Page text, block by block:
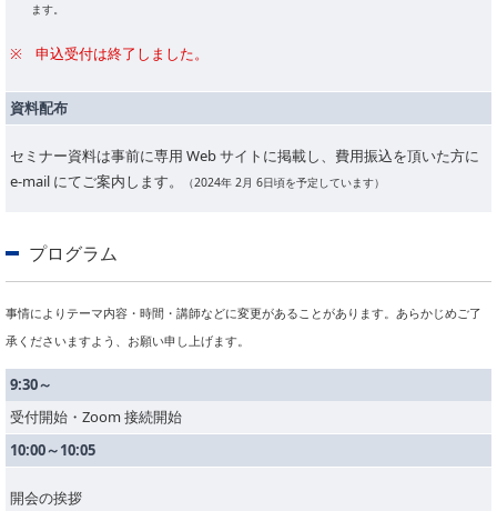
ます。
申込受付は終了しました。
資料配布
セミナー資料は事前に専用 Web サイトに掲載し、費用振込を頂いた方に
e-mail にてご案内します。
（2024年 2月 6日頃を予定しています）
プログラム
事情によりテーマ内容・時間・講師などに変更があることがあります。あらかじめご了
承くださいますよう、お願い申し上げます。
9:30～
受付開始・Zoom 接続開始
10:00～10:05
開会の挨拶